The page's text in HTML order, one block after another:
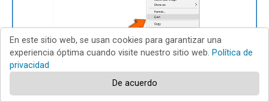
Paso 3:Cierre la sesión de las cuentas de
almacenamiento en la nube.
En este sitio web, se usan cookies para garantizar una
experiencia óptima cuando visite nuestro sitio web. Política de
privacidad
De acuerdo